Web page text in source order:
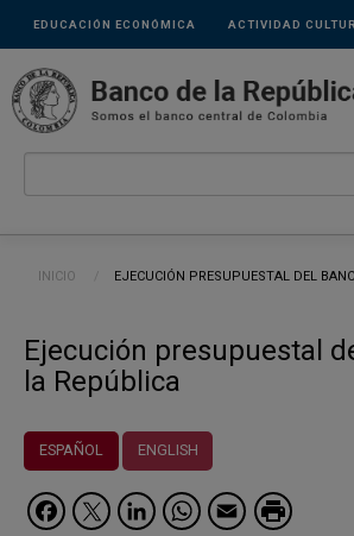
Pasar al contenido principal
Links
secundarios
ACTIVIDAD
EDUCACIÓN ECONÓMICA
Ruta de navegación
INICIO CURRENT:
EJECUCIÓN PRESUPUESTAL DEL
Ejecución presupuestal
la República
ESPAÑOL ENGLISH
Facebook
Twitter
LinkedIn
WhatsApp
Email